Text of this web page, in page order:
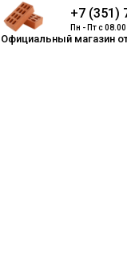
Официальный магазин
+7 (351)
Пн - Пт с